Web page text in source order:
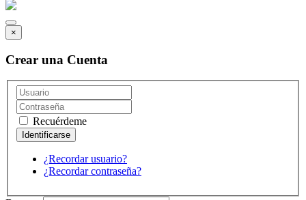
×
Crear una Cuenta
Recuérdeme
¿Recordar usuario?
¿Recordar contraseña?